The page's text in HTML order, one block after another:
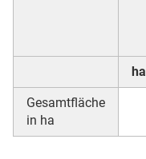
ha
Gesamtfläche
in ha